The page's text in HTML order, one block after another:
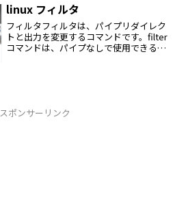
linux フィルタ
フィルタフィルタは、パイプリダイレク
トと出力を変更するコマンドです。filter
コマンドは、パイプなしで使用できる標
スポンサーリンク